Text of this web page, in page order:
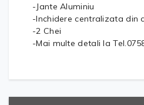
-Jante Aluminiu
-Inchidere centralizata din
-2 Chei
-Mai multe detali la